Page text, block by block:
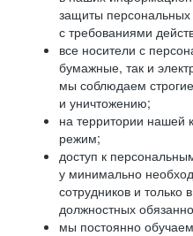
защиты персональных
с требованиями
все носители с
бумажные, так и
мы соблюдаем
и уничтожению;
на территории нашей
режим;
доступ к
у минимально
сотрудников и только
должностных
мы постоянно